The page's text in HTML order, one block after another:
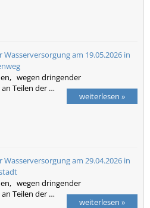
am 19.05.2026 in
wegen dringender
Teilen der …
weiterlesen »
am 29.04.2026 in
wegen dringender
Teilen der …
weiterlesen »